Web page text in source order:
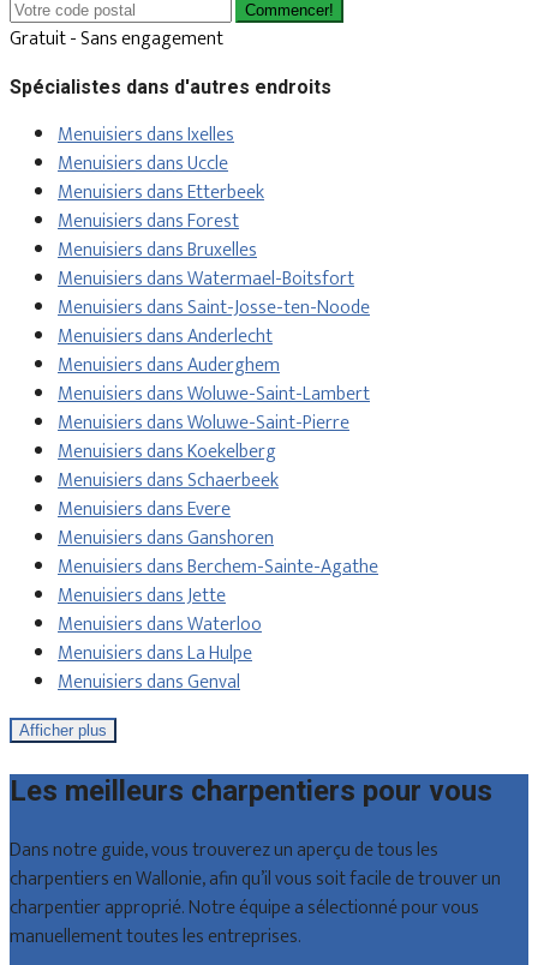
Commencer!
Gratuit - Sans engagement
Spécialistes dans d'autres endroits
Menuisiers dans Ixelles
Menuisiers dans Uccle
Menuisiers dans Etterbeek
Menuisiers dans Forest
Menuisiers dans Bruxelles
Menuisiers dans Watermael-Boitsfort
Menuisiers dans Saint-Josse-ten-Noode
Menuisiers dans Anderlecht
Menuisiers dans Auderghem
Menuisiers dans Woluwe-Saint-Lambert
Menuisiers dans Woluwe-Saint-Pierre
Menuisiers dans Koekelberg
Menuisiers dans Schaerbeek
Menuisiers dans Evere
Menuisiers dans Ganshoren
Menuisiers dans Berchem-Sainte-Agathe
Menuisiers dans Jette
Menuisiers dans Waterloo
Menuisiers dans La Hulpe
Menuisiers dans Genval
Afficher plus
Les meilleurs charpentiers pour vous
Dans notre guide, vous trouverez un aperçu de tous les
charpentiers en Wallonie, afin qu’il vous soit facile de trouver un
charpentier approprié. Notre équipe a sélectionné pour vous
manuellement toutes les entreprises.